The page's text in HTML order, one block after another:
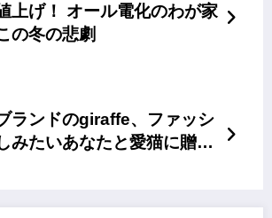
上げ！ オール電化のわが家
の冬の悲劇
ランドのgiraffe、ファッシ
みたいあなたと愛猫に贈る